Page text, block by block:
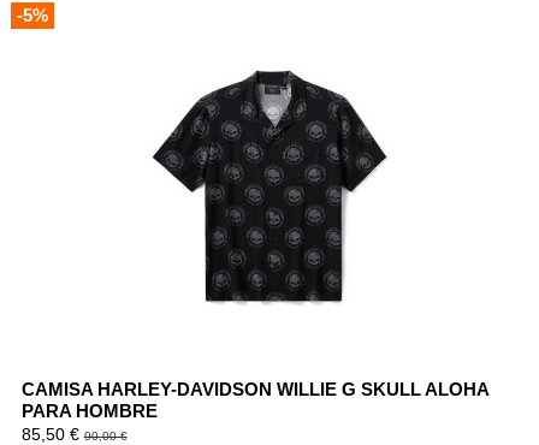
-5%
CAMISA HARLEY-DAVIDSON WILLIE G SKULL ALOHA
PARA HOMBRE
85,50 €90,00 €